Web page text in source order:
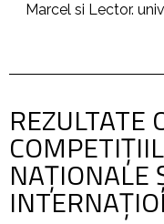
Marcel si Lector.
REZULTATE
NAŢIONALE